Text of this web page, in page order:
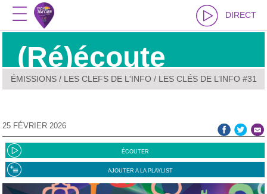
DIRECT
(Ré)écoute
ÉMISSIONS/ LES CLEFS DE L'INFO/ LES CLÉS DE L’INFO #31
25 FÉVRIER 2026
ÉCOUTER
AJOUTER A LA PLAYLIST